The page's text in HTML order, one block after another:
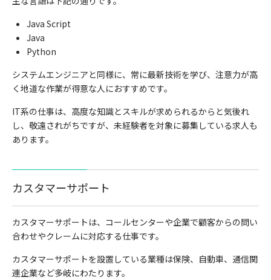
Java Script
Java
Python
システムエンジニアと同様に、常に最新技術を学び、注意力が高
く地道な作業が得意な人におすすめです。
IT系の仕事は、高度な知識とスキルが求められるからと気後れ
し、敬遠されがちですが、未経験者を対象に募集している求人も
あります。
カスタマーサポート
カスタマーサポートは、コールセンターや企業で顧客からの問い
合わせやクレームに対応する仕事です。
カスタマーサポートを設置している業種は保険、自動車、通信関
連企業など多岐にわたります。